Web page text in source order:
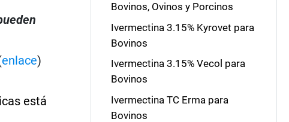
enlace)
está
Bovinos, Ovinos y Porcinos
Ivermectina 3.15% Kyrovet para
Bovinos
Ivermectina 3.15% Vecol para
Bovinos
Ivermectina TC Erma para
Bovinos